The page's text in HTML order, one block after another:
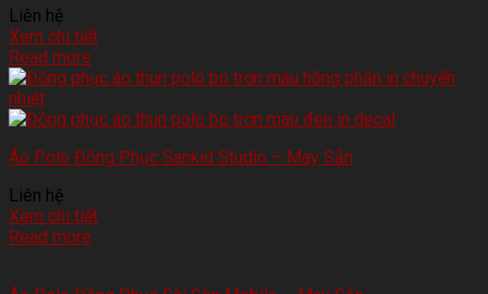
Liên hệ
Xem chi tiết
Read more
Áo Polo Đồng Phục Sankid Studio – May Sẵn
Liên hệ
Xem chi tiết
Read more